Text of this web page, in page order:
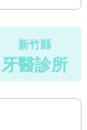
新竹縣
牙醫診所